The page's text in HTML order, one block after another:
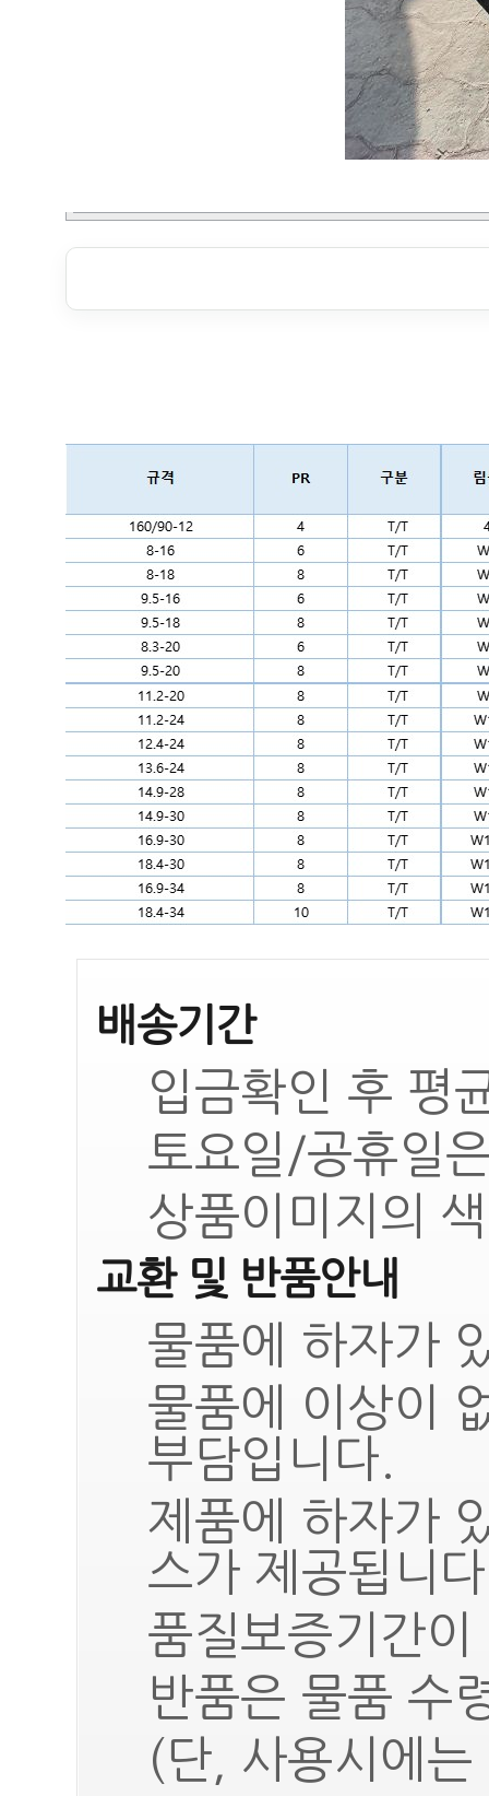
배송기간
입금확인 후 평
토요일/공휴일
상품이미지의
교환 및 반품안내
물품에 하자가
물품에 이상이
부담입니다.
제품에 하자가
스가 제공됩니
품질보증기간
반품은 물품 수
(단, 사용시에